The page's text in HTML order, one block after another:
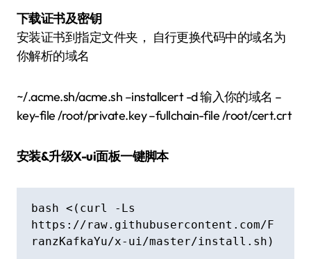
下载证书及密钥
安装证书到指定文件夹， 自行更换代码中的域名为
你解析的域名
~/.acme.sh/acme.sh –installcert -d 输入你的域名 –
key-file /root/private.key –fullchain-file /root/cert.crt
安装&升级X-ui面板一键脚本
bash <(curl -Ls
https://raw.githubusercontent.com/F
ranzKafkaYu/x-ui/master/install.sh)